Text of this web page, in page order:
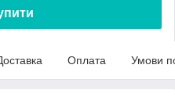
Оплата Умови